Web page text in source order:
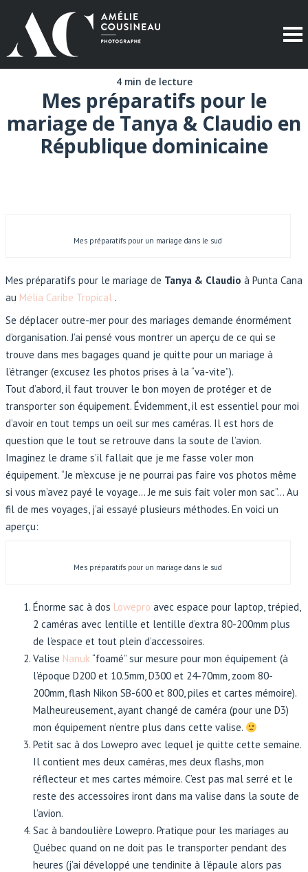
4 min de lecture
Mes préparatifs pour le
mariage de Tanya & Claudio en
République dominicaine
Mes préparatifs pour un mariage dans le sud
Mes préparatifs pour le mariage de Tanya & Claudio à Punta Cana
au Mélia Caribe Tropical .
Se déplacer outre-mer pour des mariages demande énormément
d’organisation. J’ai pensé vous montrer un aperçu de ce qui se
trouve dans mes bagages quand je quitte pour un mariage à
l’étranger (excusez les photos prises à la “va-vite”).
Tout d’abord, il faut trouver le bon moyen de protéger et de
transporter son équipement. Évidemment, il est essentiel pour moi
d’avoir en tout temps un oeil sur mes caméras. Il est hors de
question que le tout se retrouve dans la soute de l’avion.
Imaginez le drame s’il fallait que je me fasse voler mon
équipement. “Je m’excuse je ne pourrai pas faire vos photos même
si vous m’avez payé le voyage… Je me suis fait voler mon sac”… Au
fil de mes voyages, j’ai essayé plusieurs méthodes. En voici un
aperçu:
Mes préparatifs pour un mariage dans le sud
Énorme sac à dos Lowepro avec espace pour laptop, trépied,
2 caméras avec lentille et lentille d’extra 80-200mm plus
de l’espace et tout plein d’accessoires.
Valise Nanuk“foamé” sur mesure pour mon équipement (à
l’époque D200 et 10.5mm, D300 et 24-70mm, zoom 80-
200mm, flash Nikon SB-600 et 800, piles et cartes mémoire).
Malheureusement, ayant changé de caméra (pour une D3)
mon équipement n’entre plus dans cette valise.
Petit sac à dos Lowepro avec lequel je quitte cette semaine.
Il contient mes deux caméras, mes deux flashs, mon
réflecteur et mes cartes mémoire. C’est pas mal serré et le
reste des accessoires iront dans ma valise dans la soute de
l’avion.
Sac à bandoulière Lowepro. Pratique pour les mariages au
Québec quand on ne doit pas le transporter pendant des
heures (j’ai développé une tendinite à l’épaule alors pas